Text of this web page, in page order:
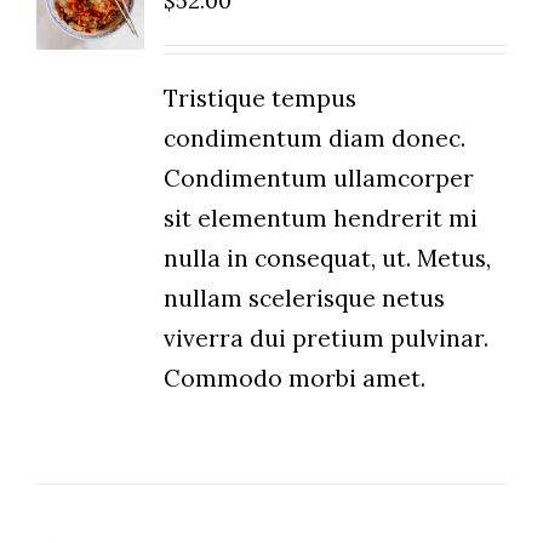
/
DETAILS
Tristique tempus
condimentum diam donec.
Condimentum ullamcorper
sit elementum hendrerit mi
nulla in consequat, ut. Metus,
nullam scelerisque netus
viverra dui pretium pulvinar.
Commodo morbi amet.